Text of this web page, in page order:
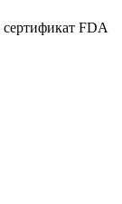
FDA